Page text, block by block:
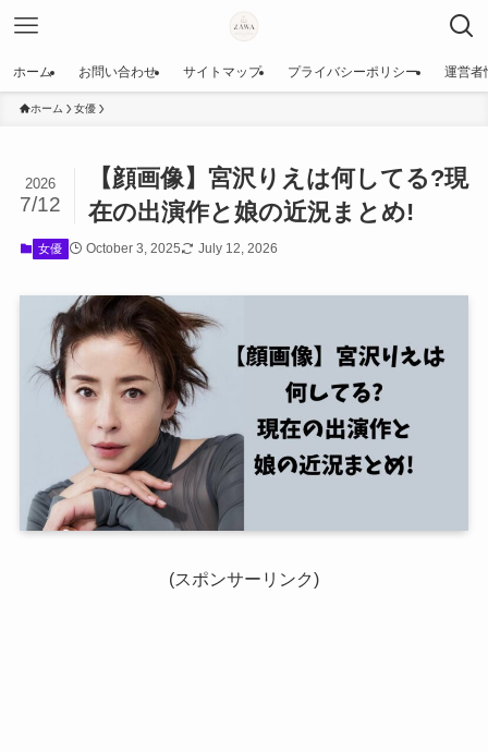
ホーム お問い合わせ サイトマップ プライバシーポリシー 運営者
ホーム 女優
【顔画像】宮沢りえは何してる?現
在の出演作と娘の近況まとめ!
2026
7/12
女優 October 3, 2025 July 12, 2026
(スポンサーリンク)